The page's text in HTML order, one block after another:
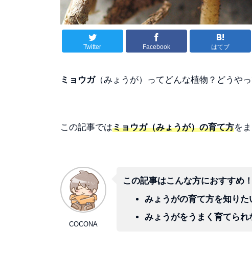
Twitter Facebook はてブ
ミョウガ（みょうが）ってどんな植物？どうや
この記事ではミョウガ（みょうが）の育て方を
COCONA
この記事はこんな方におすすめ！
みょうがの育て方を知りた
みょうがをうまく 育てられ